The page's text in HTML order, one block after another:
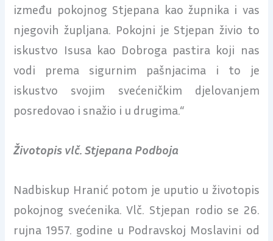
između pokojnog Stjepana kao župnika i vas
njegovih župljana. Pokojni je Stjepan živio to
iskustvo Isusa kao Dobroga pastira koji nas
vodi prema sigurnim pašnjacima i to je
iskustvo svojim svećeničkim djelovanjem
posredovao i snažio i u drugima.“
Životopis vlč. Stjepana Podboja
Nadbiskup Hranić potom je uputio u životopis
pokojnog svećenika. Vlč. Stjepan rodio se 26.
rujna 1957. godine u Podravskoj Moslavini od